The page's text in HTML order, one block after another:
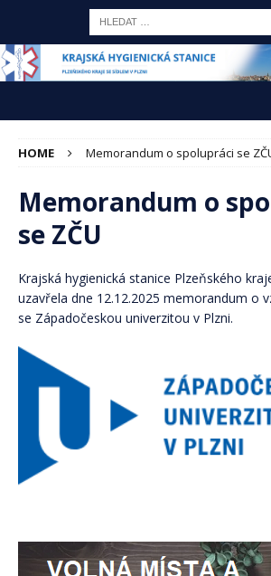
HOME Memorandum o spolupráci se
Memorandum o
se ZČU
Krajská hygienická stanice Plzeňského
uzavřela dne 12.12.2025 memorandum o
se Západočeskou univerzitou v Plzni.